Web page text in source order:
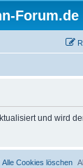
Forum.de
und wird
Alle Cookies löschen